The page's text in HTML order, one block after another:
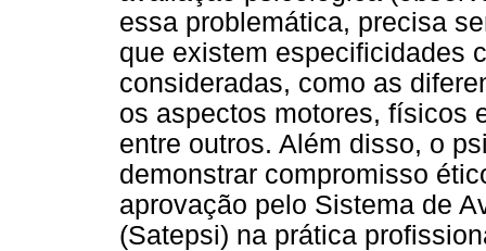
essa problemática, precisa
que existem especificidades
consideradas, como as
os aspectos motores, físicos
entre outros. Além disso, o
demonstrar compromisso
aprovação pelo Sistema de
(Satepsi) na prática